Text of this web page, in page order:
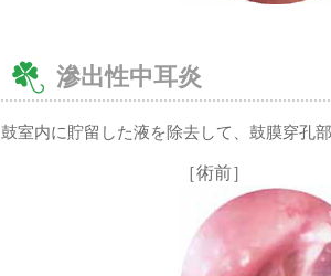
滲出性中耳炎
鼓室内に貯留した液を除去して、鼓膜穿孔
［術前］